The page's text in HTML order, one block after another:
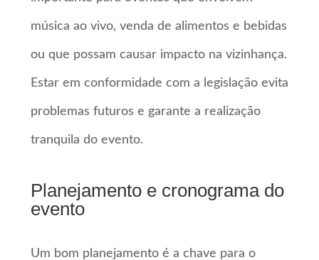
música ao vivo, venda de alimentos e bebidas
ou que possam causar impacto na vizinhança.
Estar em conformidade com a legislação evita
problemas futuros e garante a realização
tranquila do evento.
Planejamento e cronograma do
evento
Um bom planejamento é a chave para o